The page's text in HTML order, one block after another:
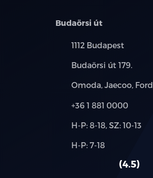
Budaörsi út
Település:
1112 Budapest
Cím:
Budaörsi út 179.
Márkák:
Omoda, Jaecoo, Ford
Telefon:
+36 1 881 0000
Új-
használt
H-P: 8-18, SZ: 10-13
Alkatrész,
H-P: 7-18
4.5